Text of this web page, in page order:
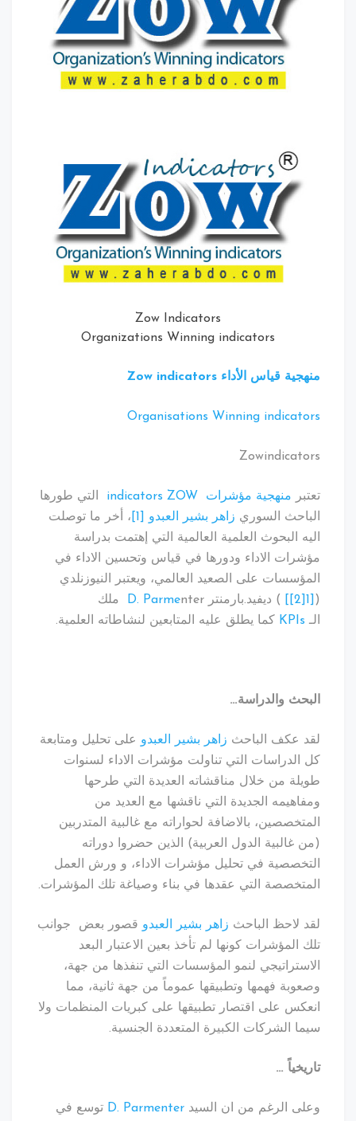
Zow Indicators
Organizations Winning indicators
منهجية قياس الأداء Zow indicators
Organisations Winning indicators
Zowindicators
منهجية مؤشرات indicators ZOW
التي طورها
الباحث السوريزاهر بشير العبدو [1]
، أخر ما توصلت
اليه البحوث العلمية العالمية التي إهتمت بدراسة
مؤشرات الاداء ودورها في قياس وتحسين الاداء في
المؤسسات على الصعيد العالمي، ويعتبر النيوزنلدي
) ديفيد.بارمنتر D. Parmenter ملك
KPIs كما يطلق عليه المتابعين لنشاطاته العلمية.
البحث والدراسة…
لقد عكف الباحثزاهر بشير العبدو
على تحليل ومتابعة
كل الدراسات التي تناولت مؤشرات الاداء لسنوات
طويلة من خلال مناقشاته العديدة التي طرحها
ومفاهيمه الجديدة التي ناقشها مع العديد من
المتخصصين، بالاضافة لحواراته مع غالبية المتدربين
(من غالبية الدول العربية) الذين حضروا دوراته
التخصصية في تحليل مؤشرات الاداء، و ورش العمل
المتخصصة التي عقدها في بناء وصياغة تلك المؤشرات.
لقد لاحظ الباحثزاهر بشير العبدو
قصور بعض جوانب
تلك المؤشرات كونها لم تأخذ بعين الاعتبار البعد
الاستراتيجي لنمو المؤسسات التي تنفذها من جهة،
وصعوبة فهمها وتطبيقها عموماً من جهة ثانية، مما
انعكس على اقتصار تطبيقها على كبريات المنظمات ولا
سيما الشركات الكبيرة المتعددة الجنسية.
تاريخياً…
وعلى الرغم من ان السيد D. Parmenterتوسع في